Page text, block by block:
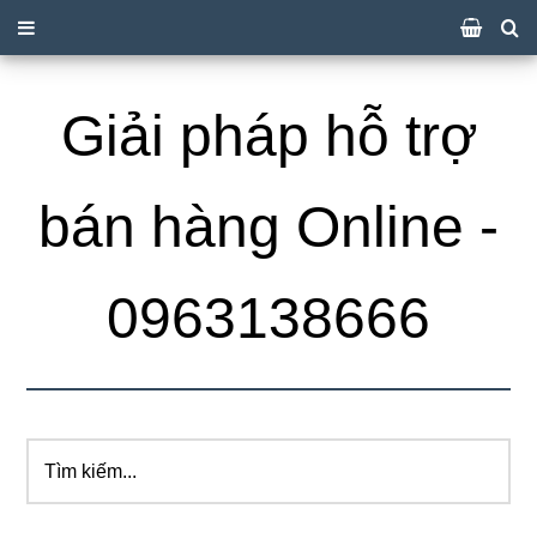
Giải pháp hỗ trợ
bán hàng Online -
0963138666
kiếm...